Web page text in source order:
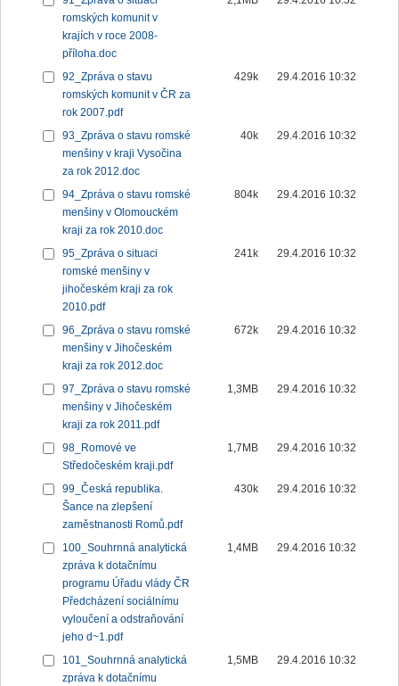
romských komunit v
krajích v roce 2008-
příloha.doc
92_Zpráva o stavu
romských komunit v ČR za
rok 2007.pdf
429k 29.4.2016 10:32
93_Zpráva o stavu romské
menšiny v kraji Vysočina
za rok 2012.doc
40k 29.4.2016 10:32
94_Zpráva o stavu romské
menšiny v Olomouckém
kraji za rok 2010.doc
804k 29.4.2016 10:32
95_Zpráva o situaci
romské menšiny v
jihočeském kraji za rok
2010.pdf
241k 29.4.2016 10:32
96_Zpráva o stavu romské
menšiny v Jihočeském
kraji za rok 2012.doc
672k 29.4.2016 10:32
97_Zpráva o stavu romské
menšiny v Jihočeském
kraji za rok 2011.pdf
1,3MB 29.4.2016 10:32
98_Romové ve
Středočeském kraji.pdf
1,7MB 29.4.2016 10:32
99_Česká republika.
Šance na zlepšení
zaměstnanosti Romů.pdf
430k 29.4.2016 10:32
100_Souhrnná analytická
zpráva k dotačnímu
programu Úřadu vlády ČR
Předcházení sociálnímu
vyloučení a odstraňování
jeho d~1.pdf
1,4MB 29.4.2016 10:32
101_Souhrnná analytická
zpráva k dotačnímu
1,5MB 29.4.2016 10:32